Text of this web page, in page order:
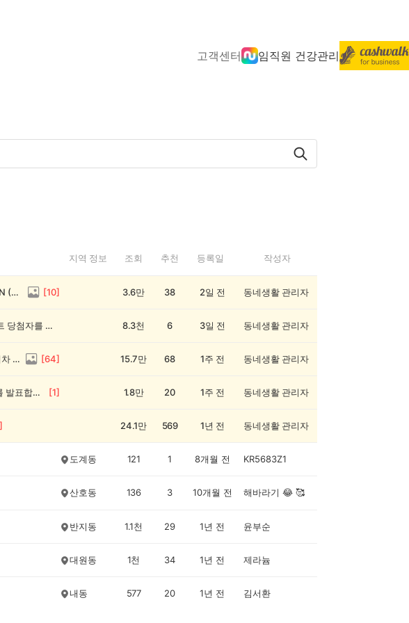
고객센터 임직원 건강관리
지역 정보 조회 추천 등록일 작성자
전원 1,000캐시! 🥳 우리 동네 썰전 14회차 OPEN (~8/17) [10] 3.6만 38 2일 전 동네생활 관리자
💰[당첨자 발표] 26회차 우리 동네 정보왕 이벤트 당첨자를 발표합니다! 8.3천 6 3일 전 동네생활 관리자
💸 전원 2,000캐시 지급! 우리 동네 정보왕 27회차 (~8/10) [64] 15.7만 68 1주 전 동네생활 관리자
💰[당첨자 발표] 우리 동네 썰전 12회차 당첨자를 발표합니다! [1] 1.8만 20 1주 전 동네생활 관리자
] 24.1만 569 1년 전 동네생활 관리자
도계동 121 1 8개월 전 KR5683Z1
산호동 136 3 10개월 전 해바라기 😂 🥰
반지동 1.1천 29 1년 전 윤부순
대원동 1천 34 1년 전 제라늄
내동 577 20 1년 전 김서환